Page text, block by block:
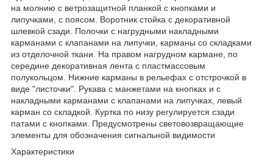
на молнию с ветрозащитной планкой с кнопками и
липучками, с поясом. Воротник стойка с декоративной
шлевкой сзади. Полочки с нагрудными накладными
карманами с клапанами на липучки, карманы со складками
из отделочной ткани. На правом нагрудном кармане, по
середине декоративная лента с пластмассовым
полукольцом. Нижние карманы в рельефах с отстрочкой в
виде "листочки". Рукава с манжетами на кнопках и с
накладными карманами с клапанами на липучках, левый
карман со складкой. Куртка по низу регулируется сзади
патами с кнопками. Предусмотрены световозвращающие
элементы для обозначения сигнальной видимости
Характеристики